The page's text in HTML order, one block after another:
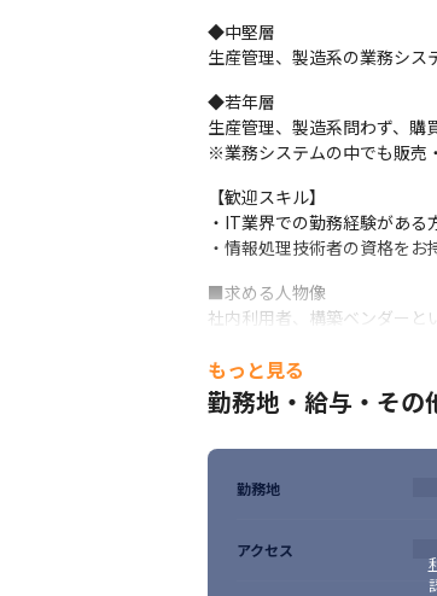
◆中堅層
生産管理、製造系の業務シス
◆若年層
生産管理、製造系問わず、購
※業務システムの中でも販売
【歓迎スキル】
・IT業界での勤務経験がある
・情報処理技術者の資格をお
■求める人物像
社内利用者、構築ベンダーと
将来的には、システムグルー
もっと見る
勤務地・給与・その
勤務地
アクセス